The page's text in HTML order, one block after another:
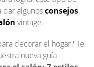
dar algunosconsejos
vintage.
decorar el hogar? Te
nueva guía